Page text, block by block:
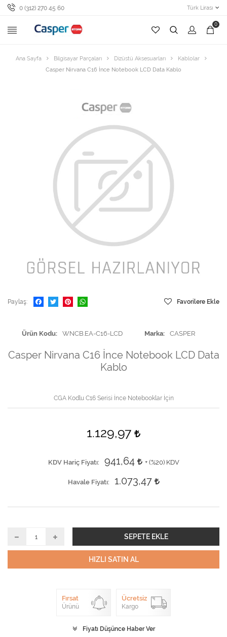
0 (312) 270 45 60 Türk Lirası
0
Ana Sayfa Bilgisayar Parçaları Dizüstü Aksesuarları
Kablolar
Casper Nirvana C16 İnce Notebook LCD Data Kablo
Paylaş Favorilere Ekle
Ürün Kodu WNCB.EA-C16-LCD Marka CASPER
Casper Nirvana C16 İnce Notebook LCD Data
Kablo
CGA Kodlu C16 Serisi İnce Notebooklar İçin
1.129,97
KDV Hariç Fiyatı 941,64 + (%20) KDV
Havale Fiyatı 1.073,47
SEPETE EKLE
HIZLI SATIN AL
Fırsat
Ürünü
Ücretsiz
Kargo
Fiyatı Düşünce Haber Ver